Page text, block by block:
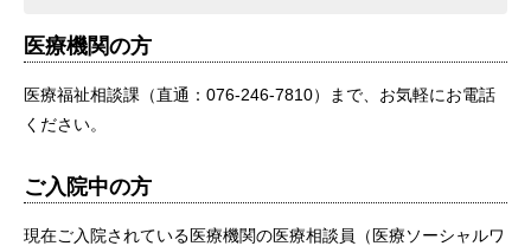
医療機関の方
医療福祉相談課（直通：076-246-7810）まで、お気軽にお電話
ください。
ご入院中の方
現在ご入院されている医療機関の医療相談員（医療ソーシャルワ